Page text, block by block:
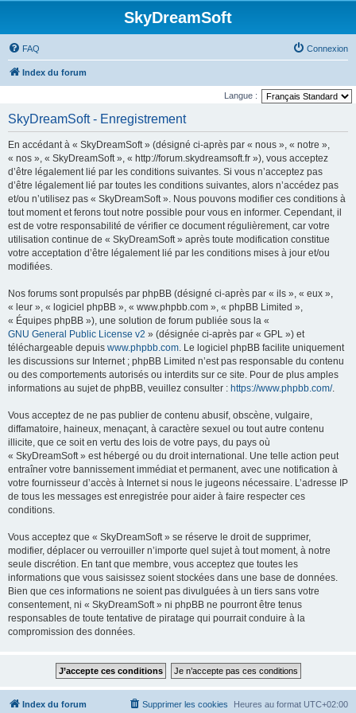
SkyDreamSoft
FAQ Connexion
Index du forum
Langue :
SkyDreamSoft - Enregistrement
En accédant à « SkyDreamSoft » (désigné ci-après par « nous », « notre »,
« nos », « SkyDreamSoft », « http://forum.skydreamsoft.fr »), vous acceptez
d’être légalement lié par les conditions suivantes. Si vous n’acceptez pas
d’être légalement lié par toutes les conditions suivantes, alors n’accédez pas
et/ou n’utilisez pas « SkyDreamSoft ». Nous pouvons modifier ces conditions à
tout moment et ferons tout notre possible pour vous en informer. Cependant, il
est de votre responsabilité de vérifier ce document régulièrement, car votre
utilisation continue de « SkyDreamSoft » après toute modification constitue
votre acceptation d’être légalement lié par les conditions mises à jour et/ou
modifiées.
Nos forums sont propulsés par phpBB (désigné ci-après par « ils », « eux »,
« leur », « logiciel phpBB », « www.phpbb.com », « phpBB Limited »,
« Équipes phpBB »), une solution de forum publiée sous la «
GNU General Public License v2 » (désignée ci-après par « GPL ») et
téléchargeable depuis www.phpbb.com. Le logiciel phpBB facilite uniquement
les discussions sur Internet ; phpBB Limited n’est pas responsable du contenu
ou des comportements autorisés ou interdits sur ce site. Pour de plus amples
informations au sujet de phpBB, veuillez consulter : https://www.phpbb.com/.
Vous acceptez de ne pas publier de contenu abusif, obscène, vulgaire,
diffamatoire, haineux, menaçant, à caractère sexuel ou tout autre contenu
illicite, que ce soit en vertu des lois de votre pays, du pays où
« SkyDreamSoft » est hébergé ou du droit international. Une telle action peut
entraîner votre bannissement immédiat et permanent, avec une notification à
votre fournisseur d’accès à Internet si nous le jugeons nécessaire. L’adresse IP
de tous les messages est enregistrée pour aider à faire respecter ces
conditions.
Vous acceptez que « SkyDreamSoft » se réserve le droit de supprimer,
modifier, déplacer ou verrouiller n’importe quel sujet à tout moment, à notre
seule discrétion. En tant que membre, vous acceptez que toutes les
informations que vous saisissez soient stockées dans une base de données.
Bien que ces informations ne soient pas divulguées à un tiers sans votre
consentement, ni « SkyDreamSoft » ni phpBB ne pourront être tenus
responsables de toute tentative de piratage qui pourrait conduire à la
compromission des données.
Index du forum Heures au format UTC+02:00
Supprimer les cookies